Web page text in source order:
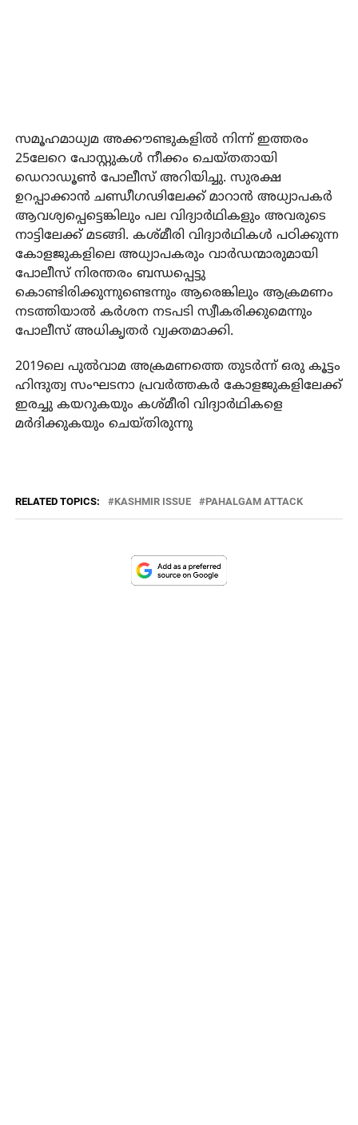
സമൂഹമാധ്യമ അക്കൗണ്ടുകളില്‍ നിന്ന് ഇത്തരം
25ലേറെ പോസ്റ്റുകള്‍ നീക്കം ചെയ്തതായി
ഡെറാഡൂണ്‍ പോലീസ് അറിയിച്ചു. സുരക്ഷ
ഉറപ്പാക്കാന്‍ ചണ്ഡീഗഢിലേക്ക് മാറാന്‍ അധ്യാപകര്‍
ആവശ്യപ്പെട്ടെങ്കിലും പല വിദ്യാര്‍ഥികളും അവരുടെ
നാട്ടിലേക്ക് മടങ്ങി. കശ്മീരി വിദ്യാര്‍ഥികള്‍ പഠിക്കുന്ന
കോളജുകളിലെ അധ്യാപകരും വാര്‍ഡന്മാരുമായി
പോലീസ് നിരന്തരം ബന്ധപ്പെട്ടു
കൊണ്ടിരിക്കുന്നുണ്ടെന്നും ആരെങ്കിലും ആക്രമണം
നടത്തിയാല്‍ കര്‍ശന നടപടി സ്വീകരിക്കുമെന്നും
പോലീസ് അധികൃതര്‍ വ്യക്തമാക്കി.
2019ലെ പുല്‍വാമ അക്രമണത്തെ തുടര്‍ന്ന് ഒരു കൂട്ടം
ഹിന്ദുത്വ സംഘടനാ പ്രവര്‍ത്തകര്‍ കോളജുകളിലേക്ക്
ഇരച്ചു കയറുകയും കശ്മീരി വിദ്യാര്‍ഥികളെ
മര്‍ദിക്കുകയും ചെയ്തിരുന്നു
RELATED TOPICS: KASHMIR ISSUE PAHALGAM ATTACK